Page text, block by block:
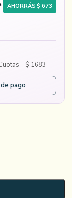
AHORRÁS $ 673
- $ 1683
pago